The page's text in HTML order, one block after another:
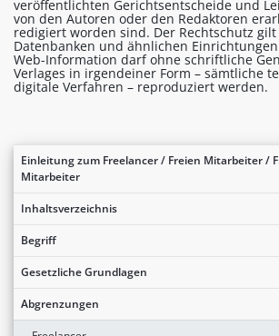
Einleitung zum Freelancer / Freien Mitarbeiter /
Mitarbeiter
Inhaltsverzeichnis
Begriff
Gesetzliche Grundlagen
Abgrenzungen
veröffentlichten Gerichtsentscheide und
von den Autoren oder den Redaktoren
redigiert worden sind. Der Rechtschutz
Datenbanken und ähnlichen
Web-Information darf ohne schriftliche
Verlages in irgendeiner Form – sämtliche
digitale Verfahren – reproduziert werden.